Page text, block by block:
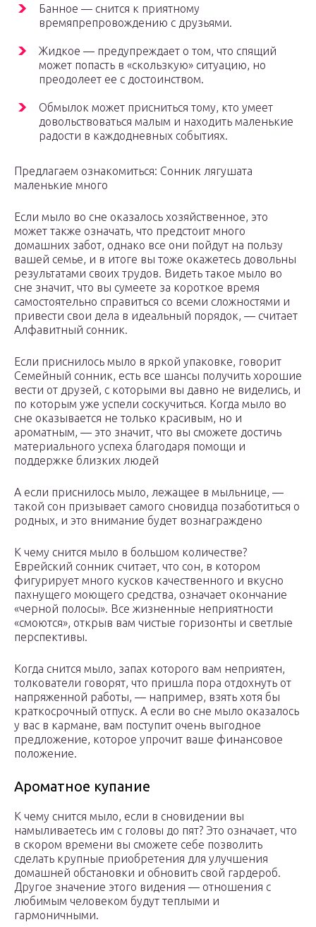
Банное — снится к приятному
времяпрепровождению с друзьями.
Жидкое — предупреждает о том, что спящий
может попасть в «скользкую» ситуацию, но
преодолеет ее с достоинством.
Обмылок может присниться тому, кто умеет
довольствоваться малым и находить маленькие
радости в каждодневных событиях.
Предлагаем ознакомиться: Сонник лягушата
маленькие много
Если мыло во сне оказалось хозяйственное, это
может также означать, что предстоит много
домашних забот, однако все они пойдут на пользу
вашей семье, и в итоге вы тоже окажетесь довольны
результатами своих трудов. Видеть такое мыло во
сне значит, что вы сумеете за короткое время
самостоятельно справиться со всеми сложностями и
привести свои дела в идеальный порядок, — считает
Алфавитный сонник.
Если приснилось мыло в яркой упаковке, говорит
Семейный сонник, есть все шансы получить хорошие
вести от друзей, с которыми вы давно не виделись, и
по которым уже успели соскучиться. Когда мыло во
сне оказывается не только красивым, но и
ароматным, — это значит, что вы сможете достичь
материального успеха благодаря помощи и
поддержке близких людей
А если приснилось мыло, лежащее в мыльнице, —
такой сон призывает самого сновидца позаботиться о
родных, и это внимание будет вознаграждено
К чему снится мыло в большом количестве?
Еврейский сонник считает, что сон, в котором
фигурирует много кусков качественного и вкусно
пахнущего моющего средства, означает окончание
«черной полосы». Все жизненные неприятности
«смоются», открыв вам чистые горизонты и светлые
перспективы.
Когда снится мыло, запах которого вам неприятен,
толкователи говорят, что пришла пора отдохнуть от
напряженной работы, — например, взять хотя бы
краткосрочный отпуск. А если во сне мыло оказалось
у вас в кармане, вам поступит очень выгодное
предложение, которое упрочит ваше финансовое
положение.
Ароматное купание
К чему снится мыло, если в сновидении вы
намыливаетесь им с головы до пят? Это означает, что
в скором времени вы сможете себе позволить
сделать крупные приобретения для улучшения
домашней обстановки и обновить свой гардероб.
Другое значение этого видения — отношения с
любимым человеком будут теплыми и
гармоничными.